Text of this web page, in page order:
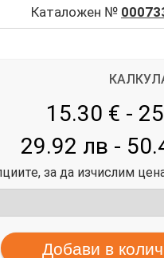
Каталожен №
15.30 € -
29.92 лв -
за да изчислим